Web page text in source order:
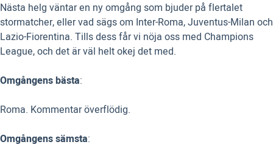
Nästa helg väntar en ny omgång som bjuder på flertalet
stormatcher, eller vad sägs om Inter-Roma, Juventus-Milan och
Lazio-Fiorentina. Tills dess får vi nöja oss med Champions
League, och det är väl helt okej det med.
Omgångens bästa:
Roma. Kommentar överflödig.
Omgångens sämsta: